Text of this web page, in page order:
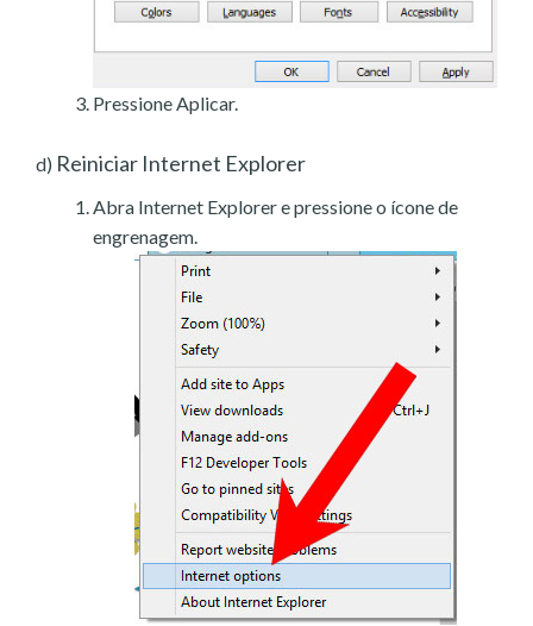
Pressione Aplicar.
d) Reiniciar Internet Explorer
Abra Internet Explorer e pressione o ícone de
engrenagem.